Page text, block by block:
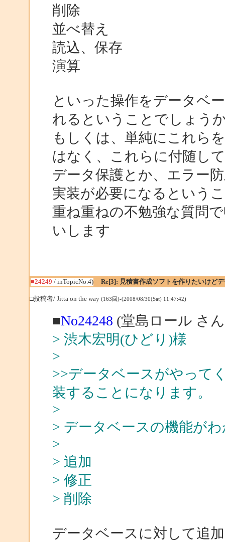
削除
並べ替え
読込、保存
演算
といった操作をデータベ
れるということでしょう
もしくは、単純にこれら
はなく、これらに付随し
データ保護とか、エラー
実装が必要になるという
重ね重ねの不勉強な質問
いします
■24249 / inTopicNo.4) Re[3]: 見積書作成ソフトを作りたいけど
□投稿者/ Jitta on the way (163回)-(2008/08/30(Sat) 11:47:42)
■No24248 (堂島ロール さ
> 渋木宏明(ひどり)様
>
>>データベースがやって
装することになります。
>
> データベースの機能が
>
> 追加
> 修正
> 削除
データベースに対して追